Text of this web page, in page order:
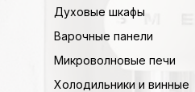
Духовые шкафы
Варочные панели
Микроволновые печи
Холодильники и винные